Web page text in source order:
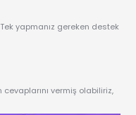
yapmanız gereken destek
cevaplarını vermiş olabiliriz,